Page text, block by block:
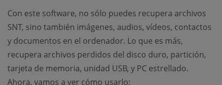
Con este software, no sólo puedes recupera archivos
SNT, sino también imágenes, audios, vídeos, contactos
y documentos en el ordenador. Lo que es más,
recupera archivos perdidos del disco duro, partición,
tarjeta de memoria, unidad USB, y PC estrellado.
Ahora, vamos a ver cómo usarlo: